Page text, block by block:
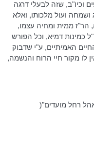
וכיו"ב, שזה לבעלי דרגה
ועול מלכותו, ואלא
הר"ז ממית ומחיה עצמו,
כמינותדמיא, וכל הפורש
האמיתיים, ע"י שדבוק
לו מקור חיי הרוח והנשמה,
רחל מועדים"(